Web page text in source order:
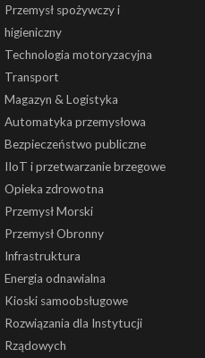
Przemysł spożywczy i
higieniczny
Technologia motoryzacyjna
Transport
Magazyn & Logistyka
Automatyka przemysłowa
Bezpieczeństwo publiczne
IIoT i przetwarzanie brzegowe
Opieka zdrowotna
Przemysł Morski
Przemysł Obronny
Infrastruktura
Energia odnawialna
Kioski samoobsługowe
Rozwiązania dla Instytucji
Rządowych